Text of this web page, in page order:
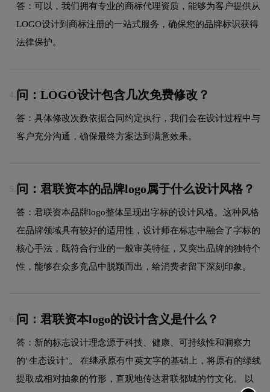
答：可以，我们拥有专业的商标代理资质，能够为客户提供从
LOGO设计到商标注册的一站式服务，确保您的品牌标识获得
法律保护。
4. 问：LOGO设计包含几次免费修改？
答：具体修改次数依据合同约定执行，我们会在设计过程中与
客户充分沟通，确保最终方案达到满意效果。
5. 问：君联资本的品牌logo属于什么设计风格？
答：君联资本品牌logo整体呈现出字标的设计风格。这种风格
在品牌领域具有较好的适用性，设计师在标志中融合了字标的
核心手法，既符合行业的一般审美特征，又突出品牌的独特个
性，能够在众多竞品中脱颖而出，给消费者留下深刻印象。
6. 问：君联资本logo的设计含义是什么？
答：新的标志设计理念源于科技、健康、可持续性和洞察力
的"生态设计"。 在继承原有中英文字的基础上，将原有的绿线
提取成相对抽象的竹形，直观地传达君联都城的竹文化。 以